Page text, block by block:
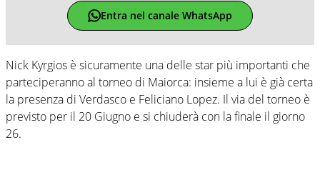
Entra nel canale WhatsApp
Nick Kyrgios è sicuramente una delle star più importanti che
parteciperanno al torneo di Maiorca: insieme a lui è già certa
la presenza di Verdasco e Feliciano Lopez. Il via del torneo è
previsto per il 20 Giugno e si chiuderà con la finale il giorno
26.